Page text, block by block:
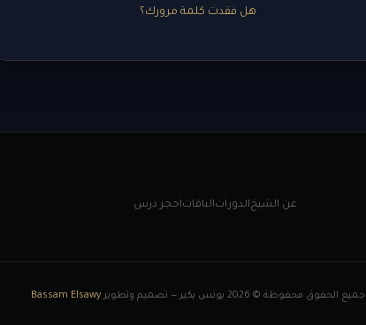
هل فقدت كلمة مرورك؟
عن الشيخالدوراتالباقاتاحجز درس
جميع الحقوق محفوظة © 2026 يونس بكير — تصميم وتطوير Bassam Elsawy